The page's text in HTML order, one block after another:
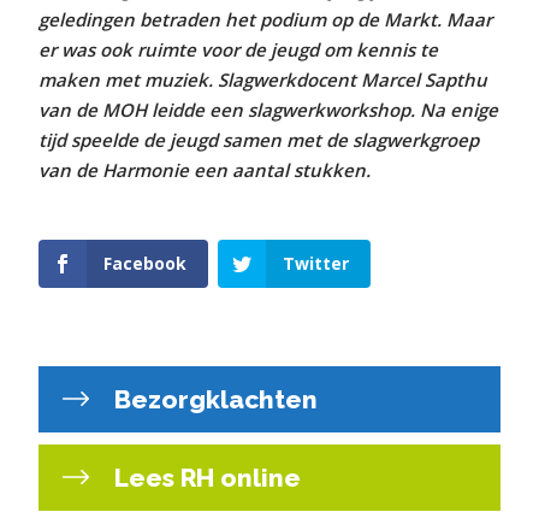
geledingen betraden het podium op de Markt. Maar
er was ook ruimte voor de jeugd om kennis te
maken met muziek. Slagwerkdocent Marcel Sapthu
van de MOH leidde een slagwerkworkshop. Na enige
tijd speelde de jeugd samen met de slagwerkgroep
van de Harmonie een aantal stukken.
Facebook Twitter
Bezorgklachten
Lees RH online